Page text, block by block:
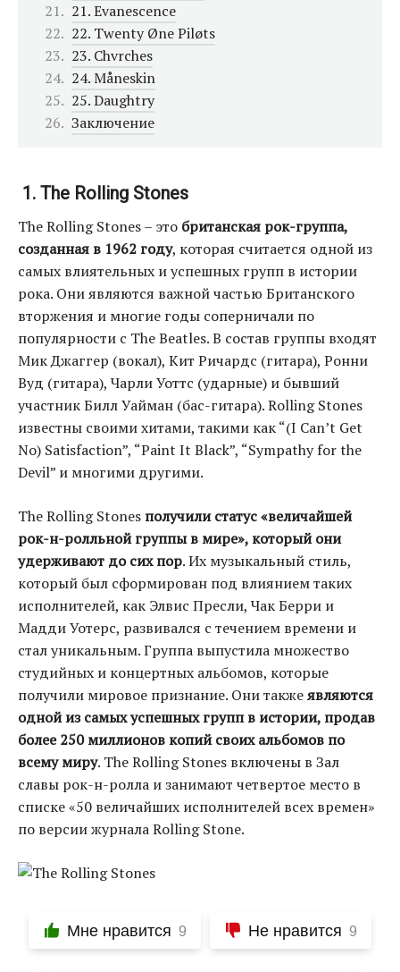
21. Evanescence
22. Twenty Øne Piløts
23. Chvrches
24. Måneskin
25. Daughtry
Заключение
1. The Rolling Stones
The Rolling Stones – это британская рок-группа,
созданная в 1962 году, которая считается одной из
самых влиятельных и успешных групп в истории
рока. Они являются важной частью Британского
вторжения и многие годы соперничали по
популярности с The Beatles. В состав группы входят
Мик Джаггер (вокал), Кит Ричардс (гитара), Ронни
Вуд (гитара), Чарли Уоттс (ударные) и бывший
участник Билл Уайман (бас-гитара). Rolling Stones
известны своими хитами, такими как “(I Can’t Get
No) Satisfaction”, “Paint It Black”, “Sympathy for the
Devil” и многими другими.
The Rolling Stones получили статус «величайшей
рок-н-ролльной группы в мире», который они
удерживают до сих пор. Их музыкальный стиль,
который был сформирован под влиянием таких
исполнителей, как Элвис Пресли, Чак Берри и
Мадди Уотерс, развивался с течением времени и
стал уникальным. Группа выпустила множество
студийных и концертных альбомов, которые
получили мировое признание. Они такжеявляются
одной из самых успешных групп в истории, продав
более 250 миллионов копий своих альбомов по
всему миру. The Rolling Stones включены в Зал
славы рок-н-ролла и занимают четвертое место в
списке «50 величайших исполнителей всех времен»
по версии журнала Rolling Stone.
Мне нравится 9 Не нравится 9